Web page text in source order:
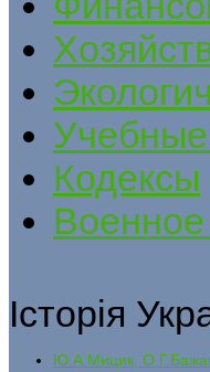
Кодексы
Історія
Ю.А.Мицик,